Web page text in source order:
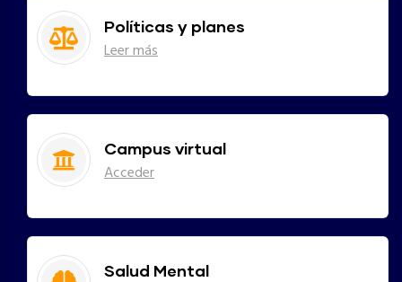
Políticas y planes
Leer más
Campus virtual
Acceder
Salud Mental